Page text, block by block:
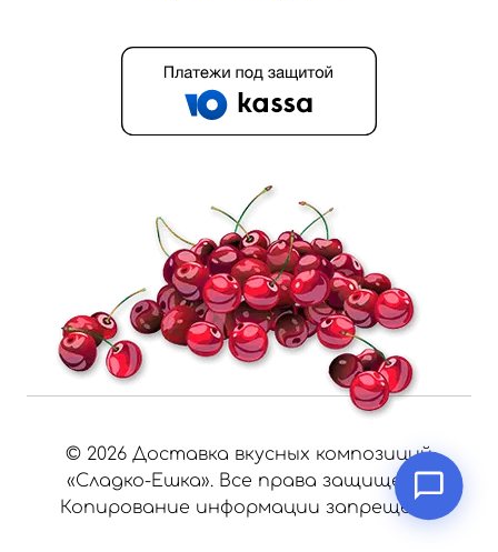
© 2026 Доставка вкусных композиций
«Сладко-Ешка». Все права защищены.
Копирование информации запрещено.